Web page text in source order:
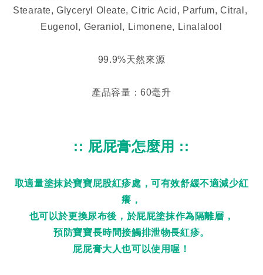
Stearate, Glyceryl Oleate, Citric Acid, Parfum, Citral,
Eugenol, Geraniol, Limonene, Linalalool
99.9%天然來源
產品容量：60毫升
:: 屁屁膏怎麼用 ::
取適量塗抹於寶寶屁股紅疹處，可有效舒緩不適減少紅
癢，
也可以於更換尿布後，於屁屁塗抹作為隔離層，
預防寶寶長時間接觸排泄物長紅疹。
屁屁膏大人也可以使用喔！